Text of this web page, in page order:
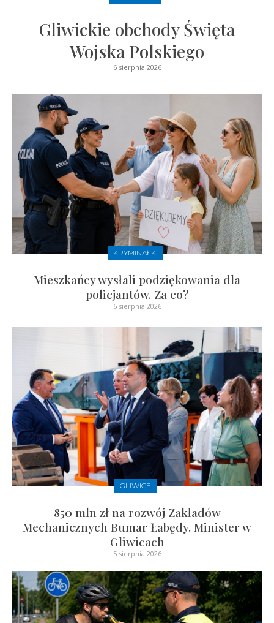
Gliwickie obchody Święta
Wojska Polskiego
6 sierpnia 2026
KRYMINAŁKI
Mieszkańcy wysłali podziękowania dla
policjantów. Za co?
6 sierpnia 2026
GLIWICE
850 mln zł na rozwój Zakładów
Mechanicznych Bumar Łabędy. Minister w
Gliwicach
5 sierpnia 2026